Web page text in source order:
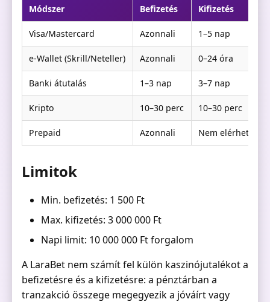
Módszer Befizetés Kifizetés
Visa/Mastercard Azonnali 1–5 nap
e-Wallet (Skrill/Neteller) Azonnali 0–24 óra
Banki átutalás 1–3 nap 3–7 nap
Kripto 10–30 perc 10–30 perc
Prepaid Azonnali Nem elérhető
Limitok
Min. befizetés: 1 500 Ft
Max. kifizetés: 3 000 000 Ft
Napi limit: 10 000 000 Ft forgalom
A LaraBet nem számít fel külön kaszinójutalékot a
befizetésre és a kifizetésre: a pénztárban a
tranzakció összege megegyezik a jóváírt vagy